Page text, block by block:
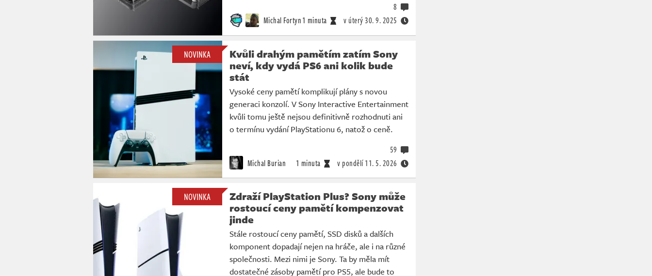
Michal Fortyn1 minuta v úterý30. 9. 2025
8
NOVINKA
Kvůli drahým pamětím zatím Sony
neví, kdy vydá PS6 ani kolik bude
stát
Vysoké ceny pamětí komplikují plány s novou
generaci konzolí. V Sony Interactive Entertainment
kvůli tomu ještě nejsou definitivně rozhodnuti ani
o termínu vydání PlayStationu 6, natož o ceně.
Michal Burian 1 minuta v pondělí11. 5. 2026
59
NOVINKA
Zdraží PlayStation Plus? Sony může
rostoucí ceny pamětí kompenzovat
jinde
Stále rostoucí ceny pamětí, SSD disků a dalších
komponent dopadají nejen na hráče, ale i na různé
společnosti. Mezi nimi je Sony. Ta by měla mít
dostatečné zásoby pamětí pro PS5, ale bude to